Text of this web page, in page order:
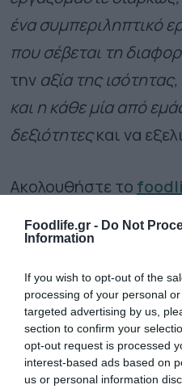
Foodlife.gr - Do Not
Information
If you wish to opt-out of the
processing of your personal
targeted advertising by us,
section to confirm your
opt-out request is processed
interest-based ads based on
us or personal information
ένα συμπεριληπτικό
που σέβεται τη
την αξία της ισότητας,
και η κάθε μία από
δεξιότητεςκαι να
Ακολουθήστε το
και μάθετε
TAGS: COCA - COLA ΤΡΙΑ